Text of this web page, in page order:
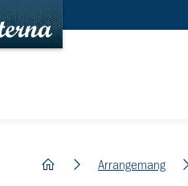
hem Arrangemang